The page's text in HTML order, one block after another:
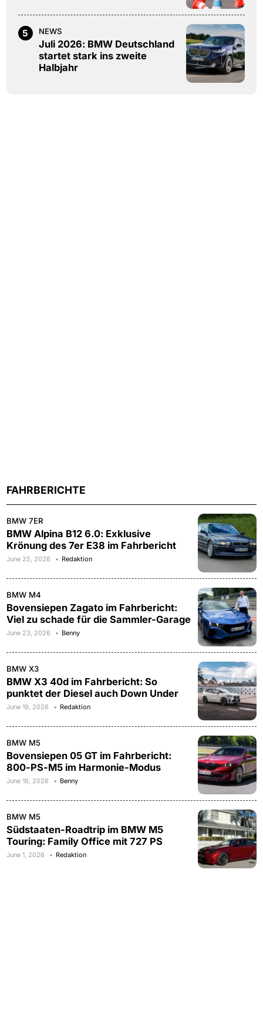
5 NEWS
Juli 2026: BMW Deutschland
startet stark ins zweite
Halbjahr
FAHRBERICHTE
BMW 7ER
BMW Alpina B12 6.0: Exklusive
Krönung des 7er E38 im Fahrbericht
June 25, 2026 Redaktion
BMW M4
Bovensiepen Zagato im Fahrbericht:
Viel zu schade für die Sammler-Garage
June 23, 2026 Benny
BMW X3
BMW X3 40d im Fahrbericht: So
punktet der Diesel auch Down Under
June 19, 2026 Redaktion
BMW M5
Bovensiepen 05 GT im Fahrbericht:
800-PS-M5 im Harmonie-Modus
June 18, 2026 Benny
BMW M5
Südstaaten-Roadtrip im BMW M5
Touring: Family Office mit 727 PS
June 1, 2026 Redaktion